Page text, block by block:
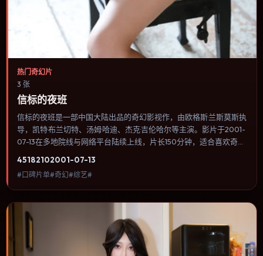
热门奇幻片
3 张
信标的夜班
信标的夜班是一部中国大陆出品的奇幻影视作，由欧格斯·兰斯莫斯执
导，凯特·布兰切特、汤姆·哈迪、杰克·吉伦哈尔等主演。影片于2001-
07-13在多地院线与网络平台陆续上线，片长150分钟，适合喜欢奇幻
节推进，节奏与视听语言统一，可作为休闲观影或类型片补片的选
择。
45182102001-07-13
#口碑片单#奇幻#综艺#